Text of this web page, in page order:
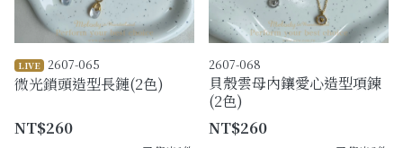
LIVE 2607-065
微光鎖頭造型長鏈(2色)
NT$260
2607-068
貝殼雲母內鑲愛心造型項鍊
(2色)
NT$260